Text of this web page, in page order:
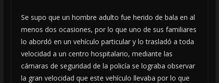
Se supo que un hombre adulto fue herido de bala en al
menos dos ocasiones, por lo que uno de sus familiares
lo abordó en un vehículo particular y lo trasladó a toda
velocidad a un centro hospitalario, mediante las
cámaras de seguridad de la policía se lograba observar
la gran velocidad que este vehículo llevaba por lo que